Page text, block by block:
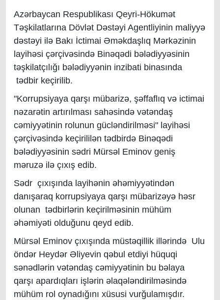
Azərbaycan Respublikası Qeyri-Hökumət
Təşkilatlarına Dövlət Dəstəyi Agentliyinin maliyyə
dəstəyi ilə Bakı İctimai Əməkdaşlıq Mərkəzinin
layihəsi çərçivəsində Binəqədi bələdiyyəsinin
təşkilatçılığı bələdiyyənin inzibati binasında
tədbir keçirilib.
"Korrupsiyaya qarşı mübarizə, şəffaflıq və ictimai
nəzarətin artırılması sahəsində vətəndaş
cəmiyyətinin rolunun gücləndirilməsi" layihəsi
çərçivəsində keçirililən tədbirdə Binəqədi
bələdiyyəsinin sədri Mürsəl Eminov geniş
məruzə ilə çıxış edib.
​Sədr çıxışında layihənin əhəmiyyətindən
danışaraq korrupsiyaya qarşı mübarizəyə həsr
olunan tədbirlərin keçirilməsinin mühüm
əhəmiyəti olduğunu qeyd edib.
Mürsəl Eminov çıxışında müstəqillik illərində Ulu
öndər Heydər Əliyevin qəbul etdiyi hüquqi
sənədlərin vətəndaş cəmiyyətinin bu bəlaya
qarşı apardıqları işlərin əlaqələndirilməsində
mühüm rol oynadığını xüsusi vurğulamışdır.